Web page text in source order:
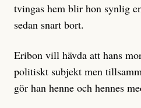
tvingas hem blir hon synlig
sedan snart bort.
Eribon vill hävda att hans
politiskt subjekt men
gör han henne och hennes